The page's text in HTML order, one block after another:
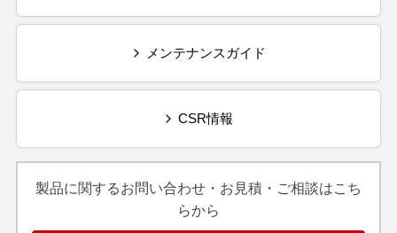
メンテナンスガイド
CSR情報
製品に関するお問い合わせ・お見積・ご相談はこち
らから